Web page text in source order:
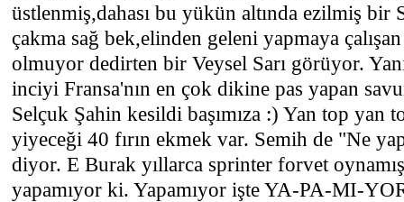
üstlenmiş,dahası bu yükün altında ezilmiş bir
çakma sağ bek,elinden geleni yapmaya
olmuyor dedirten bir Veysel Sarı görüyor.
inciyi Fransa'nın en çok dikine pas yapan
Selçuk Şahin kesildi başımıza :) Yan top yan
yiyeceği 40 fırın ekmek var. Semih de "Ne
diyor. E Burak yıllarca sprinter forvet
yapamıyor ki. Yapamıyor işte YA-PA-MI-